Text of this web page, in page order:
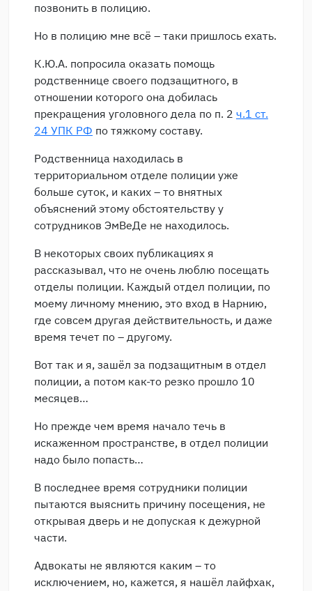
позвонить в полицию.
Но в полицию мне всё – таки пришлось ехать.
К.Ю.А. попросила оказать помощь
родственнице своего подзащитного, в
отношении которого она добилась
прекращения уголовного дела по п. 2 ч.1 ст.
24 УПК РФ по тяжкому составу.
Родственница находилась в
территориальном отделе полиции уже
больше суток, и каких – то внятных
объяснений этому обстоятельству у
сотрудников ЭмВеДе не находилось.
В некоторых своих публикациях я
рассказывал, что не очень люблю посещать
отделы полиции. Каждый отдел полиции, по
моему личному мнению, это вход в Нарнию,
где совсем другая действительность, и даже
время течет по – другому.
Вот так и я, зашёл за подзащитным в отдел
полиции, а потом как-то резко прошло 10
месяцев…
Но прежде чем время начало течь в
искаженном пространстве, в отдел полиции
надо было попасть…
В последнее время сотрудники полиции
пытаются выяснить причину посещения, не
открывая дверь и не допуская к дежурной
части.
Адвокаты не являются каким – то
исключением, но, кажется, я нашёл лайфхак,